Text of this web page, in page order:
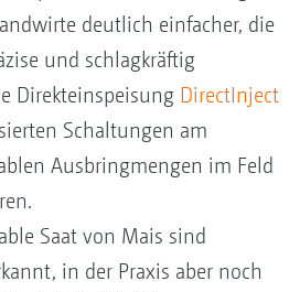
deutlich einfacher, die
und schlagkräftig
Direkteinspeisung DirectInject
Schaltungen am
Ausbringmengen im Feld
Saat von Mais sind
in der Praxis aber noch